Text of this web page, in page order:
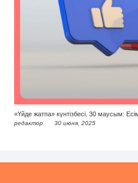
«Үйде жатпа» күнтізбесі. 30 маусым:
редактор 30 июня, 2025